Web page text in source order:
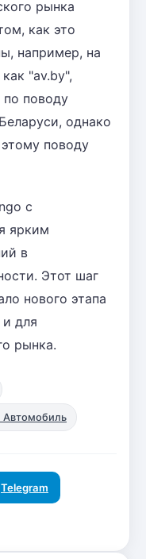
рынка
как это
например, на
"av.by",
поводу
однако
поводу
с
ярким
в
Этот шаг
нового этапа
и для
рынка.
Автомобиль
Telegram